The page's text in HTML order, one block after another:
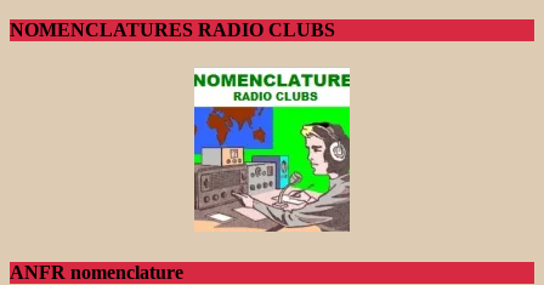
NOMENCLATURES RADIO CLUBS
ANFR nomenclature